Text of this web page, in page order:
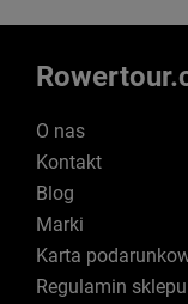
O nas
Kontakt
Blog
Marki
Karta
Regulamin sklepu